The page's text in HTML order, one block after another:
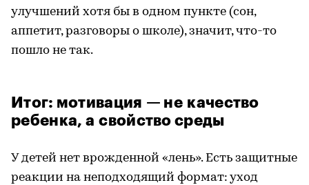
улучшений хотя бы в одном пункте (сон,
аппетит, разговоры о школе), значит, что-то
пошло не так.
Итог: мотивация — не качество
ребенка, а свойство среды
У детей нет врожденной «лень». Есть защитные
реакции на неподходящий формат: уход